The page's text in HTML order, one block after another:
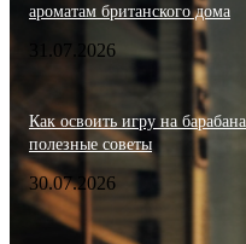
ароматам британского дома
31.07.2026
Как освоить игру на
полезные советы
30.07.2026